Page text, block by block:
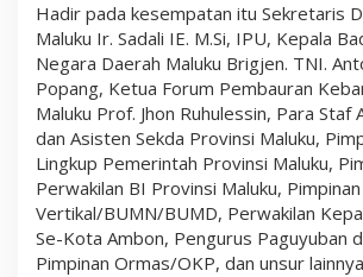
h
Hadir pada kesempatan itu Sekretaris
Maluku Ir. Sadali IE. M.Si, IPU, Kepala
Negara Daerah Maluku Brigjen. TNI.
Popang, Ketua Forum Pembauran
Maluku Prof. Jhon Ruhulessin, Para Staf
dan Asisten Sekda Provinsi Maluku,
Lingkup Pemerintah Provinsi Maluku,
Perwakilan BI Provinsi Maluku,
Vertikal/BUMN/BUMD, Perwakilan
Se-Kota Ambon, Pengurus Paguyuban
Pimpinan Ormas/OKP, dan unsur